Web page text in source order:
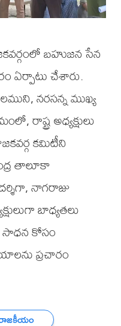
బహుజన సేన
ఏర్పాటు చేశారు.
నరసన్న ముఖ్య
రాష్ట్ర అధ్యక్షులు
కమిటీని
తాలూకా
నాగరాజు
బాధ్యతలు
సాధన కోసం
ప్రచారం